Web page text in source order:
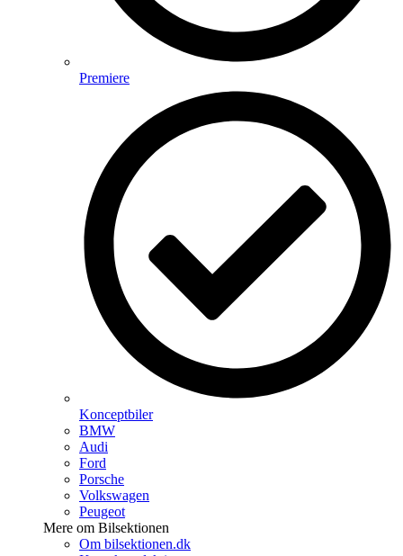
Premiere
Konceptbiler
BMW
Audi
Ford
Porsche
Volkswagen
Peugeot
Mere om Bilsektionen
Om bilsektionen.dk